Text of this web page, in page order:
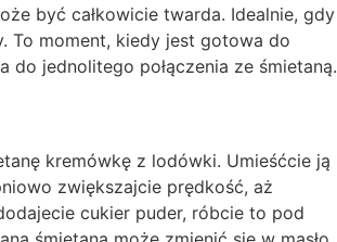
być całkowicie twarda. Idealnie, gdy
To moment, kiedy jest gotowa do
do jednolitego połączenia ze śmietaną.
kremówkę z lodówki. Umieśćcie ją
zwiększajcie prędkość, aż
cukier puder, róbcie to pod